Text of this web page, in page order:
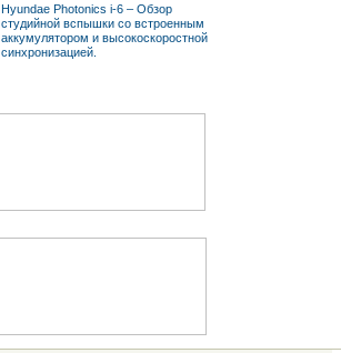
Hyundae Photonics i-6 – Обзор
студийной вспышки со встроенным
аккумулятором и высокоскоростной
синхронизацией.